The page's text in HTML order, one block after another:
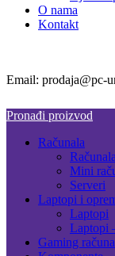
O nama
Kontakt
Email: prodaja@pc-
Pronađi proizvod
Računala
Računala
Mini
Serveri
Laptopi i
Laptopi
Laptopi
Gaming